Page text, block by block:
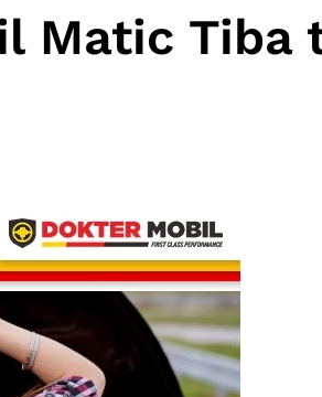
Matic Tiba